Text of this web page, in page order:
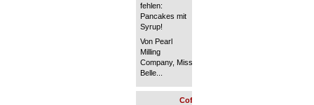
fehlen:
Pancakes mit
Syrup!
Von Pearl
Milling
Company, Mississippi
Belle...
Coffee